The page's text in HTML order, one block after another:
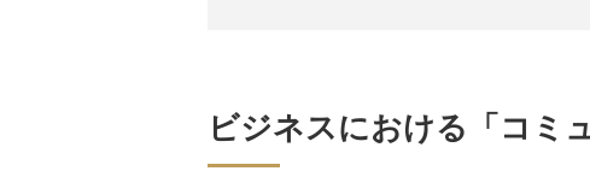
ビジネスにおける「コミ